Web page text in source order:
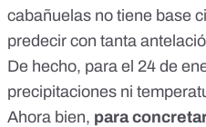
cabañuelas no tiene base
predecir con tanta
De hecho, para el 24 de
precipitaciones ni
Ahora bien, para